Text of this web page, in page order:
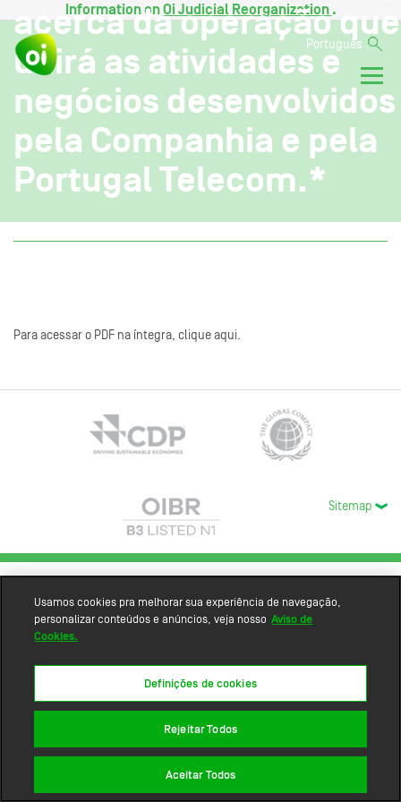
Information onOi Judicial Reorganization .
Português
acerca da operação que
unirá as atividades e
negócios desenvolvidos
pela Companhia e pela
Portugal Telecom.*
Para acessar o PDF na íntegra, clique aqui.
Sitemap
Usamos cookies pra melhorar sua experiência de navegação,
personalizar conteúdos e anúncios, veja nosso Aviso de
Cookies.
Definições de cookies
Rejeitar Todos
Aceitar Todos